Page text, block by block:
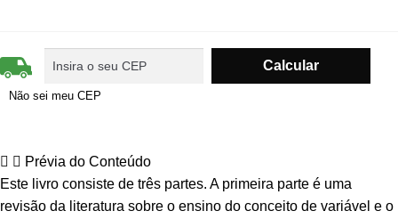
Não sei meu CEP
Prévia do Conteúdo
Este livro consiste de três partes. A primeira parte é uma
revisão da literatura sobre o ensino do conceito de variável e o